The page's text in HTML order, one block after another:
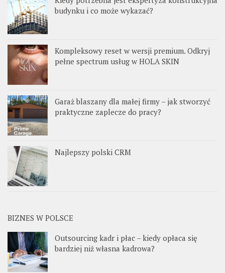
budynku i co może wykazać?
Kompleksowy reset w wersji premium. Odkryj
pełne spectrum usług w HOLA SKIN
Garaż blaszany dla małej firmy – jak stworzyć
praktyczne zaplecze do pracy?
Najlepszy polski CRM
BIZNES W POLSCE
Outsourcing kadr i płac – kiedy opłaca się
bardziej niż własna kadrowa?